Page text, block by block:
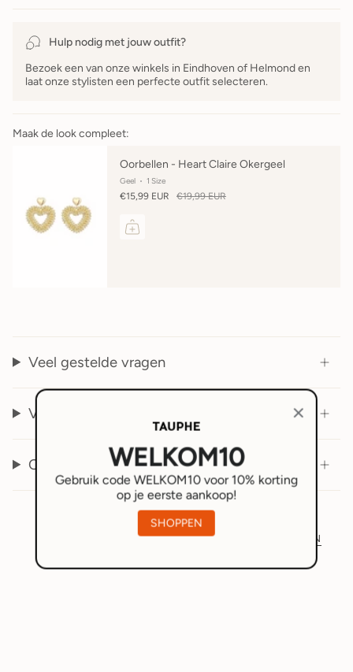
Hulp nodig met jouw outfit?
Bezoek een van onze winkels in Eindhoven of Helmond en
laat onze stylisten een perfecte outfit selecteren.
Maak de look compleet:
Oorbellen - Heart Claire Okergeel
Geel 1 Size
€15,99 EUR €19,99 EUR
Veel gestelde vragen
Verzenden en retourneren
Over ons
RECENT BEKENEN
WELKOM10
Gebruik code WELKOM10 voor 10% korting
op je eerste aankoop!
SHOPPEN